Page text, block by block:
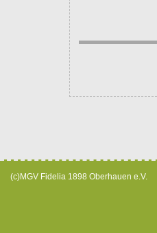
(c)MGV Fidelia 1898 Oberhauen e.V.